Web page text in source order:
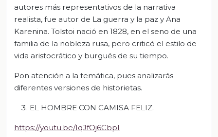
autores más representativos de la narrativa
realista, fue autor de La guerra y la paz y Ana
Karenina. Tolstoi nació en 1828, en el seno de una
familia de la nobleza rusa, pero criticó el estilo de
vida aristocrático y burgués de su tiempo.
Pon atención a la temática, pues analizarás
diferentes versiones de historietas.
EL HOMBRE CON CAMISA FELIZ.
https://youtu.be/IqJfOj6CbpI